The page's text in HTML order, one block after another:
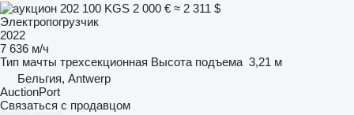
202 100 KGS 2 000 € ≈ 2 311 $
Электропогрузчик
2022
7 636 м/ч
Тип мачты трехсекционная Высота подъема 3,21 м
Бельгия, Antwerp
AuctionPort
Связаться с продавцом